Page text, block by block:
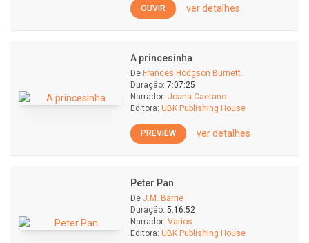
OUVIR ver detalhes
A princesinha
De Frances Hodgson Burnett
Duração: 7:07:25
Narrador: Joana Caetano
Editora: UBK Publishing House
PREVIEW ver detalhes
Peter Pan
De J.M. Barrie
Duração: 5:16:52
Narrador: Varios .
Editora: UBK Publishing House